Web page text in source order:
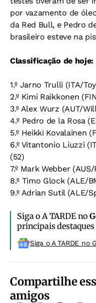
por vazamento de
da Red Bull, e Pedro
brasileiro esteve na
Classificação de hoje:
1.º Jarno Trulli (ITA/
2.º Kimi Raikkonen
3.º Alex Wurz (AUT/
4.º Pedro de la Rosa
5.º Heikki Kovalainen
6.º Vitantonio Liuzzi
(52)
7.º Mark Webber
8.º Timo Glock (ALE/
9.º Adrian Sutil (ALE/
Siga o A TARDE no
principais destaques
Siga o A TARDE no
Compartilhe
amigos